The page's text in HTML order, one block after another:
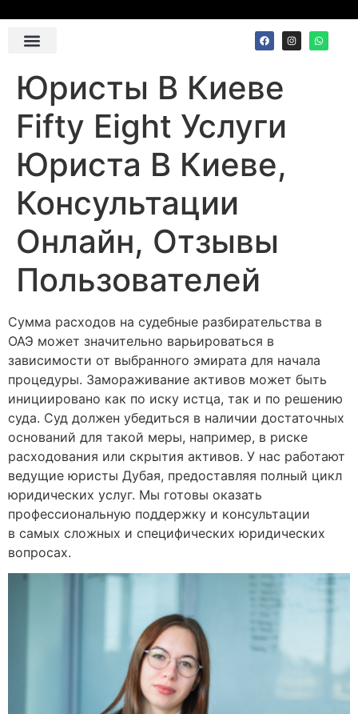
Юристы В Киеве
Fifty Eight Услуги
Юриста В Киеве,
Консультации
Онлайн, Отзывы
Пользователей
Сумма расходов на судебные разбирательства в
ОАЭ может значительно варьироваться в
зависимости от выбранного эмирата для начала
процедуры. Замораживание активов может быть
инициировано как по иску истца, так и по решению
суда. Суд должен убедиться в наличии достаточных
оснований для такой меры, например, в риске
расходования или скрытия активов. У нас работают
ведущие юристы Дубая, предоставляя полный цикл
юридических услуг. Мы готовы оказать
профессиональную поддержку и консультации
в самых сложных и специфических юридических
вопросах.